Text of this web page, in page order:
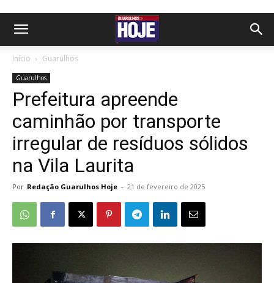
Início Guarulhos
Guarulhos
Prefeitura apreende
caminhão por transporte
irregular de resíduos sólidos
na Vila Laurita
Por Redação Guarulhos Hoje - 21 de fevereiro de 2025